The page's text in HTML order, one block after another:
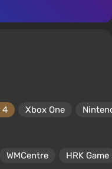
4 Xbox One
WMCentre HRK Game